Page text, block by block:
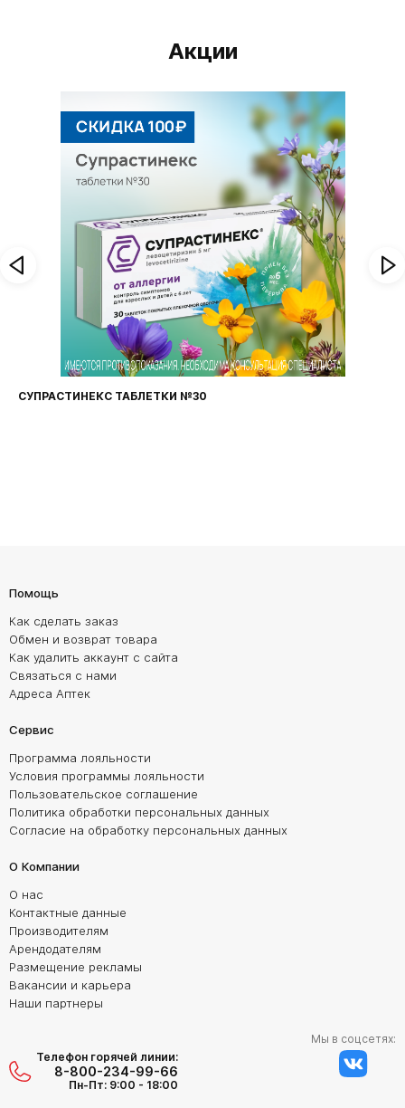
Акции
СУПРАСТИНЕКС ТАБЛЕТКИ №30
Помощь
Как сделать заказ
Обмен и возврат товара
Как удалить аккаунт с сайта
Связаться с нами
Адреса Аптек
Сервис
Программа лояльности
Условия программы лояльности
Пользовательское соглашение
Политика обработки персональных данных
Согласие на обработку персональных данных
О Компании
О нас
Контактные данные
Производителям
Арендодателям
Размещение рекламы
Вакансии и карьера
Наши партнеры
Телефон горячей линии:
8-800-234-99-66
Пн-Пт: 9:00 - 18:00
Мы в соцсетях: